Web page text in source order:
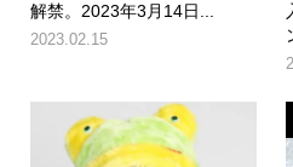
解禁。2023年3月14日...
2023.02.15